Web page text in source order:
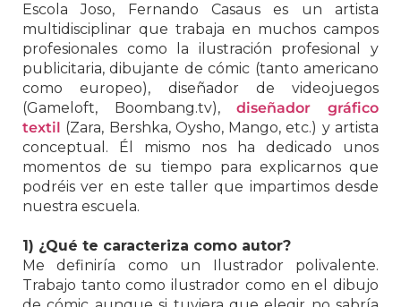
Escola Joso, Fernando Casaus es un artista
multidisciplinar que trabaja en muchos campos
profesionales como la ilustración profesional y
publicitaria, dibujante de cómic (tanto americano
como europeo), diseñador de videojuegos
(Gameloft, Boombang.tv),diseñador gráfico
textil (Zara, Bershka, Oysho, Mango, etc.) y artista
conceptual. Él mismo nos ha dedicado unos
momentos de su tiempo para explicarnos que
podréis ver en este taller que impartimos desde
nuestra escuela.
1) ¿Qué te caracteriza como autor?
Me definiría como un Ilustrador polivalente.
Trabajo tanto como ilustrador como en el dibujo